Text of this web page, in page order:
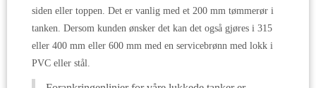
siden eller toppen. Det er vanlig med et 200 mm tømmerør i
tanken. Dersom kunden ønsker det kan det også gjøres i 315
eller 400 mm eller 600 mm med en servicebrønn med lokk i
PVC eller stål.